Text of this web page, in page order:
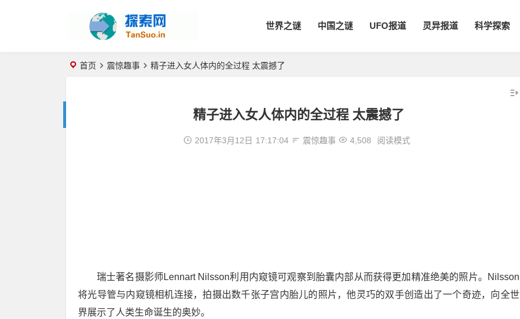
世界之谜 中国之谜 UFO报道 灵异报道 科学探索
首页 震惊趣事 精子进入女人体内的全过程 太震撼了
精子进入女人体内的全过程 太震撼了
2017年3月12日 17:17:04 震惊趣事 4,508 阅读模式
瑞士著名摄影师Lennart Nilsson利用内窥镜可观察到胎囊内部从而获得更加精准绝美的照片。Nilsson
将光导管与内窥镜相机连接，拍摄出数千张子宫内胎儿的照片，他灵巧的双手创造出了一个奇迹，向全世
界展示了人类生命诞生的奥妙。